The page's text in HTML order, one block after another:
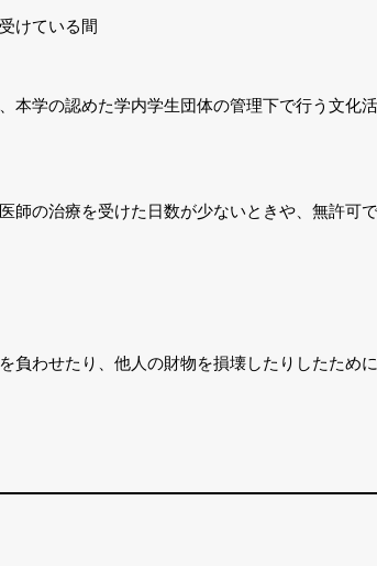
けている間
学の認めた学内学生団体の管理下で行う文化
治療を受けた日数が少ないときや、無許可
負わせたり、他人の財物を損壊したりしたため